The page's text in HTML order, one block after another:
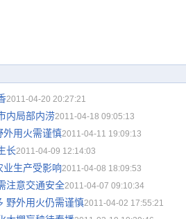
2011-04-20 20:27:21
内局部内涝2011-04-18 09:05:13
外用火需谨慎2011-04-11 19:09:13
长2011-04-09 12:14:03
业生产受影响2011-04-08 18:09:53
注意交通安全2011-04-07 09:10:34
野外用火仍需谨慎2011-04-02 17:55:21